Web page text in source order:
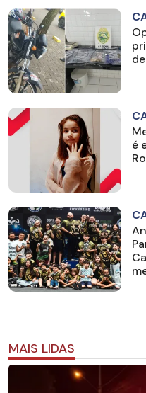
é
MAIS LIDAS